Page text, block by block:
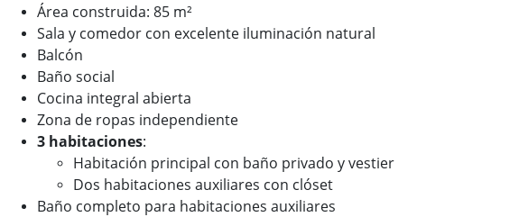
Área construida: 85 m²
Sala y comedor con excelente iluminación natural
Balcón
Baño social
Cocina integral abierta
Zona de ropas independiente
3 habitaciones:
Habitación principal con baño privado y vestier
Dos habitaciones auxiliares con clóset
Baño completo para habitaciones auxiliares